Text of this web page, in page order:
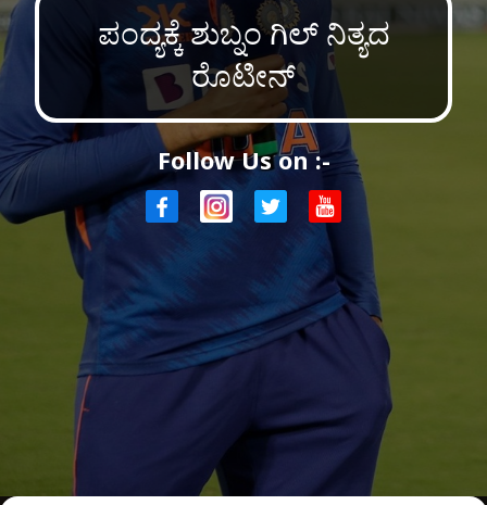
ಪಂದ್ಯಕ್ಕೆ ಶುಬ್ನಂ ಗಿಲ್ ನಿತ್ಯದ
ರೊಟೀನ್
Follow Us on :-